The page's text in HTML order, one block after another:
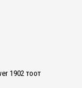
1902 тоот